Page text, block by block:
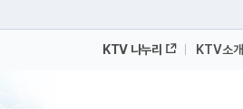
KTV 나누리 KTV소개